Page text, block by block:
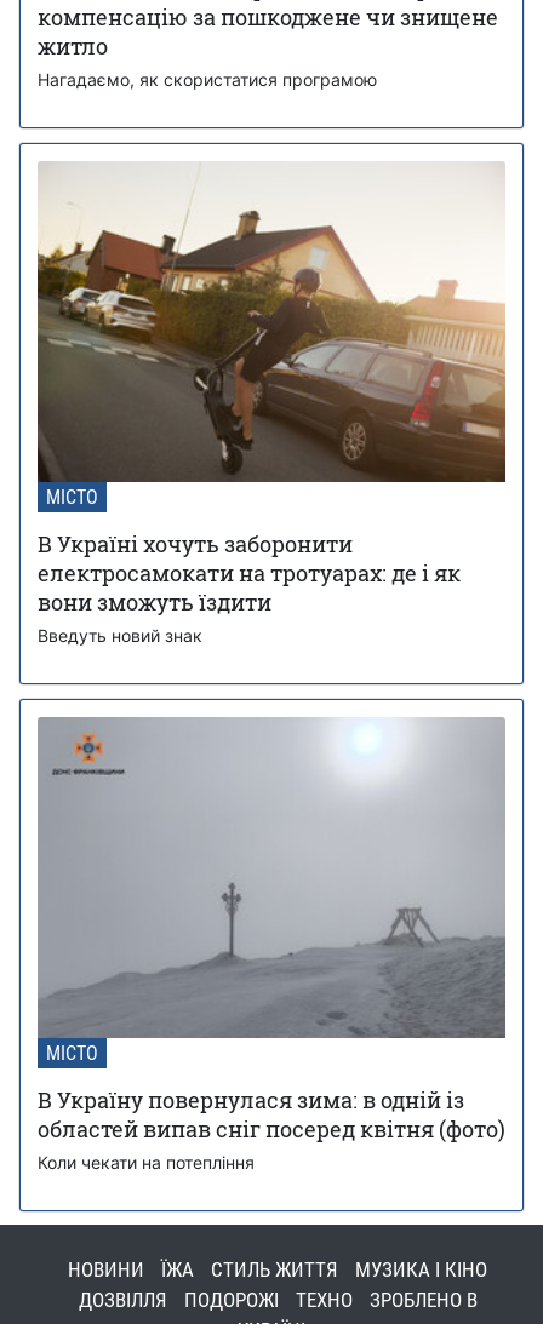
компенсацію за пошкоджене чи знищене
житло
Нагадаємо, як скористатися програмою
МІСТО
В Україні хочуть заборонити
електросамокати на тротуарах: де і як
вони зможуть їздити
Введуть новий знак
МІСТО
В Україну повернулася зима: в одній із
областей випав сніг посеред квітня (фото)
Коли чекати на потепління
НОВИНИ ЇЖА СТИЛЬ ЖИТТЯ
МУЗИКА І КІНО
ДОЗВІЛЛЯ
ПОДОРОЖІ ТЕХНО
ЗРОБЛЕНО В